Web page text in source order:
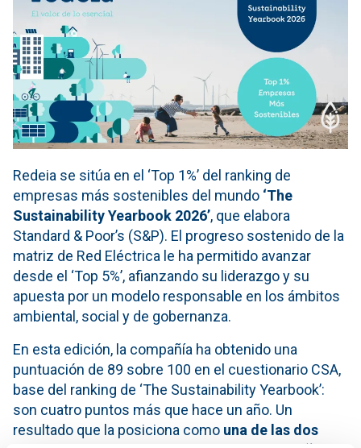
Redeia se sitúa en el ‘Top 1%’ del ranking de
empresas más sostenibles del mundo ‘The
Sustainability Yearbook 2026’, que elabora
Standard & Poor’s (S&P). El progreso sostenido de la
matriz de Red Eléctrica le ha permitido avanzar
desde el ‘Top 5%’, afianzando su liderazgo y su
apuesta por un modelo responsable en los ámbitos
ambiental, social y de gobernanza.
En esta edición, la compañía ha obtenido una
puntuación de 89 sobre 100 en el cuestionario CSA,
base del ranking de ‘The Sustainability Yearbook’:
son cuatro puntos más que hace un año. Un
resultado que la posiciona como una de las dos